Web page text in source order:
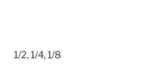
1/2, 1/4, 1/8